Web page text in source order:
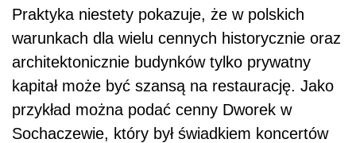
Praktyka niestety pokazuje, że w polskich
warunkach dla wielu cennych historycznie oraz
architektonicznie budynków tylko prywatny
kapitał może być szansą na restaurację. Jako
przykład można podać cenny Dworek w
Sochaczewie, który był świadkiem koncertów